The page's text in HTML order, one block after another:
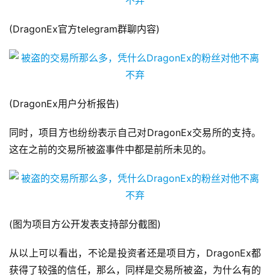
(DragonEx官方telegram群聊内容)
(DragonEx用户分析报告)
同时，项目方也纷纷表示自己对DragonEx交易所的支持。
这在之前的交易所被盗事件中都是前所未见的。
(图为项目方公开发表支持部分截图)
从以上可以看出，不论是投资者还是项目方，DragonEx都
获得了较强的信任，那么，同样是交易所被盗，为什么有的